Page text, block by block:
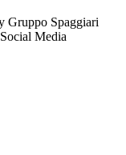
Gruppo Spaggiari
Media